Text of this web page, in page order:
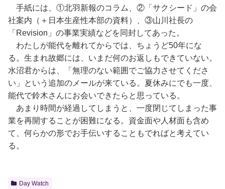
手紙には、①北羽新報のコラム、②「サクシード」の会
社案内（＋日本生産性本部の資料）、③山川社長の
「Revision」の事業実績などを同封してあった。
わたしが能代を離れてからでは、ちょうど50年にな
る。生まれ故郷には、いまだ何のお返しもできていない。
水沼君からは、「無理のない範囲でご協力させてくださ
い」という追加のメールが来ている。夏休みにでも一度、
能代で鈴木さんにお会いできたらと思っている。
あまり時間が経過してしまうと、一度閉じてしまった事
業を再開することが困難になる。資金面や人材面も含め
て、何らかの形でお手伝いすることもでればと考えてい
る。
Day Watch